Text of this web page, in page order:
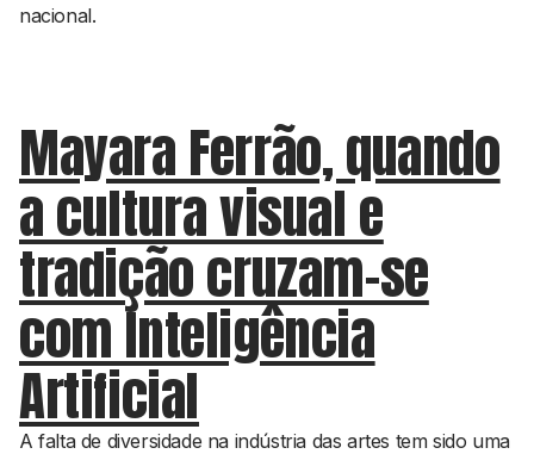
nacional.
Mayara Ferrão, quando
a cultura visual e
tradição cruzam-se
com Inteligência
Artificial
A falta de diversidade na indústria das artes tem sido uma